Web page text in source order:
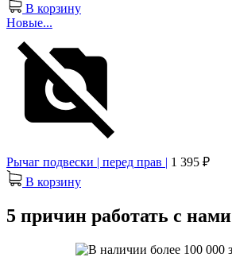
В корзину
Новые...
Рычаг подвески | перед прав | 1 395 ₽
В корзину
5 причин работать с нами